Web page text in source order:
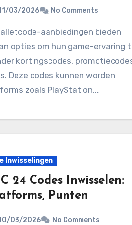
03/2026 No Comments
opties om hun game-ervaring
kortingscodes,
Deze codes kunnen worden
zoals PlayStation,…
Inwisselingen
24 Codes Inwisselen:
Punten
03/2026 No Comments